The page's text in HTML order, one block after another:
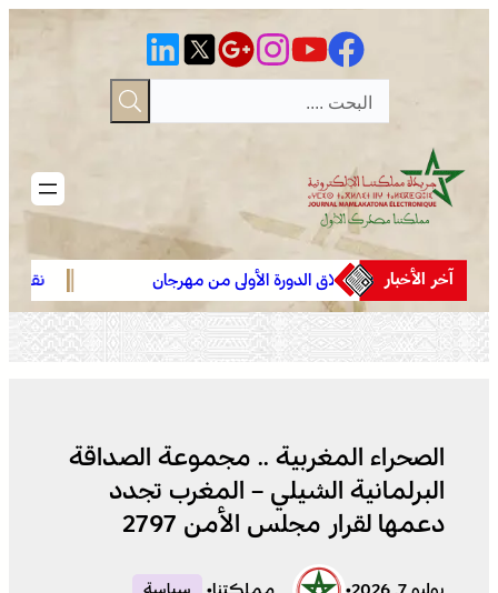
آخر الأخبار
انطلاق الدورة الأولى من مهرجان
السعيدية للموسيقى
نقابات تطلب
الصحراء المغربية .. مجموعة الصداقة
البرلمانية الشيلي – المغرب تجدد
دعمها لقرار مجلس الأمن 2797